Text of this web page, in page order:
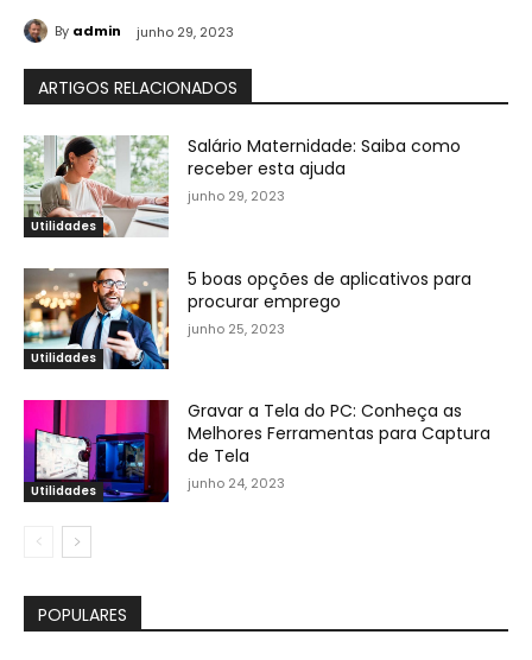
By admin junho 29, 2023
ARTIGOS RELACIONADOS
Utilidades
Salário Maternidade: Saiba como
receber esta ajuda
junho 29, 2023
Utilidades
5 boas opções de aplicativos para
procurar emprego
junho 25, 2023
Utilidades
Gravar a Tela do PC: Conheça as
Melhores Ferramentas para Captura
de Tela
junho 24, 2023
POPULARES